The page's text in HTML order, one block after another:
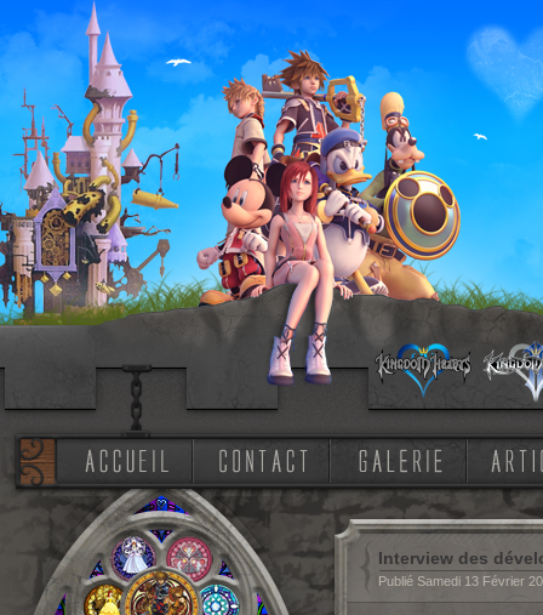
Interview des
Publié Samedi 13 Février